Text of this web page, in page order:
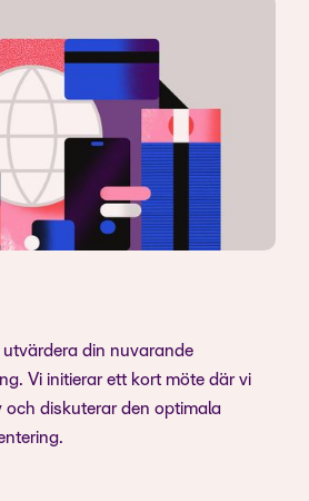
din nuvarande
Vi initierar ett kort möte där vi
och diskuterar den optimala